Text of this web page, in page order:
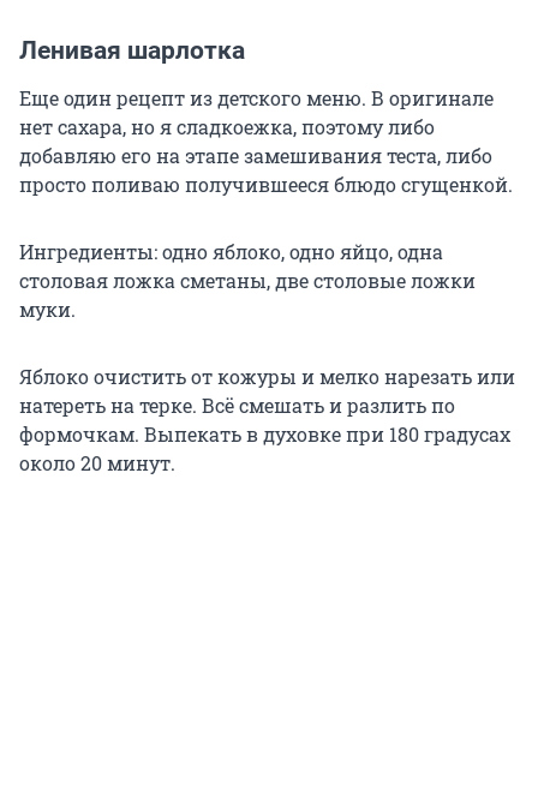
Ленивая шарлотка
Еще один рецепт из детского меню. В оригинале
нет сахара, но я сладкоежка, поэтому либо
добавляю его на этапе замешивания теста, либо
просто поливаю получившееся блюдо сгущенкой.
Ингредиенты: одно яблоко, одно яйцо, одна
столовая ложка сметаны, две столовые ложки
муки.
Яблоко очистить от кожуры и мелко нарезать или
натереть на терке. Всё смешать и разлить по
формочкам. Выпекать в духовке при 180 градусах
около 20 минут.